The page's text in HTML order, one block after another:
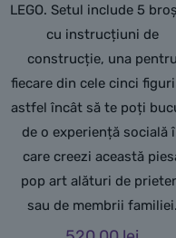
LEGO. Setul include 5
cu instrucțiuni de
construcție, una pentru
fiecare din cele cinci
astfel încât să te poți
de o experiență socială
care creezi această
pop art alături de
sau de membrii familiei.